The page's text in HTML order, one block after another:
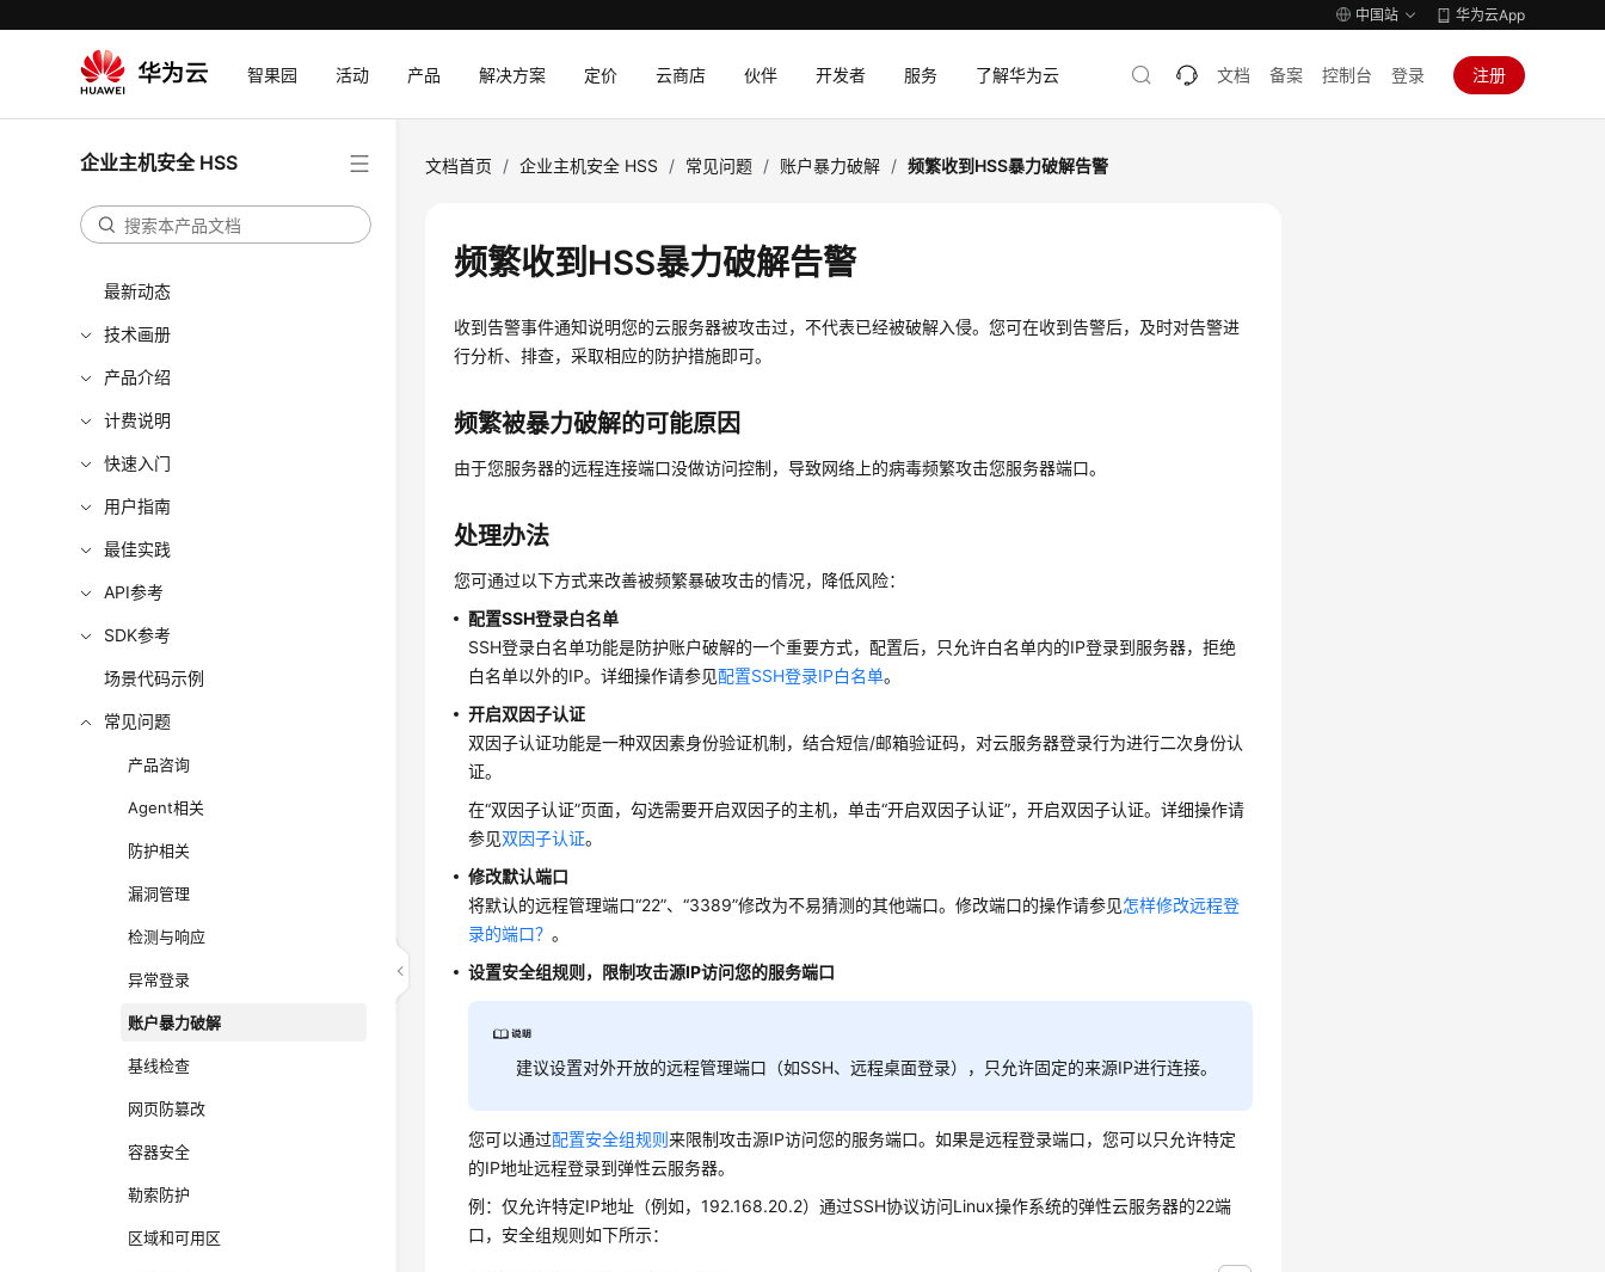
中国站 华为云App
智果园 活动 产品 解决方案 定价 云商店 伙伴 开发者 服务 了解华为云 文档 备案 控制台 登录 注册
企业主机安全 HSS
最新动态
技术画册
产品介绍
计费说明
快速入门
用户指南
最佳实践
API参考
SDK参考
场景代码示例
常见问题
产品咨询
Agent相关
防护相关
漏洞管理
检测与响应
异常登录
账户暴力破解
基线检查
网页防篡改
容器安全
勒索防护
区域和可用区
文档首页 / 企业主机安全 HSS / 常见问题 / 账户暴力破解 / 频繁收到HSS暴力破解告警
频繁收到HSS暴力破解告警
收到告警事件通知说明您的云服务器被攻击过，不代表已经被破解入侵。您可在收到告警后，及时对告警进
行分析、排查，采取相应的防护措施即可。
频繁被暴力破解的可能原因
由于您服务器的远程连接端口没做访问控制，导致网络上的病毒频繁攻击您服务器端口。
处理办法
您可通过以下方式来改善被频繁暴破攻击的情况，降低风险：
配置SSH登录白名单
SSH登录白名单功能是防护账户破解的一个重要方式，配置后，只允许白名单内的IP登录到服务器，拒绝
白名单以外的IP。详细操作请参见配置SSH登录IP白名单。
开启双因子认证
双因子认证功能是一种双因素身份验证机制，结合短信/邮箱验证码，对云服务器登录行为进行二次身份认
证。
在“双因子认证”页面，勾选需要开启双因子的主机，单击“开启双因子认证”，开启双因子认证。详细操作请
参见双因子认证。
修改默认端口
将默认的远程管理端口“22”、“3389”修改为不易猜测的其他端口。修改端口的操作请参见怎样修改远程登
录的端口？。
设置安全组规则，限制攻击源IP访问您的服务端口
建议设置对外开放的远程管理端口（如SSH、远程桌面登录），只允许固定的来源IP进行连接。
您可以通过配置安全组规则来限制攻击源IP访问您的服务端口。如果是远程登录端口，您可以只允许特定
的IP地址远程登录到弹性云服务器。
例：仅允许特定IP地址（例如，192.168.20.2）通过SSH协议访问Linux操作系统的弹性云服务器的22端
口，安全组规则如下所示：